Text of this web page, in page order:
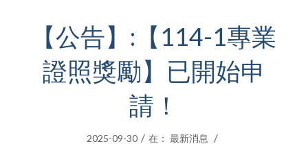
【公告】:【114-1專業
證照獎勵】已開始申
請！
2025-09-30 / 在： 最新消息 /